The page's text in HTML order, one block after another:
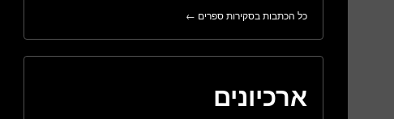
כל הכתבות בסקירות ספרים ←
ארכיונים